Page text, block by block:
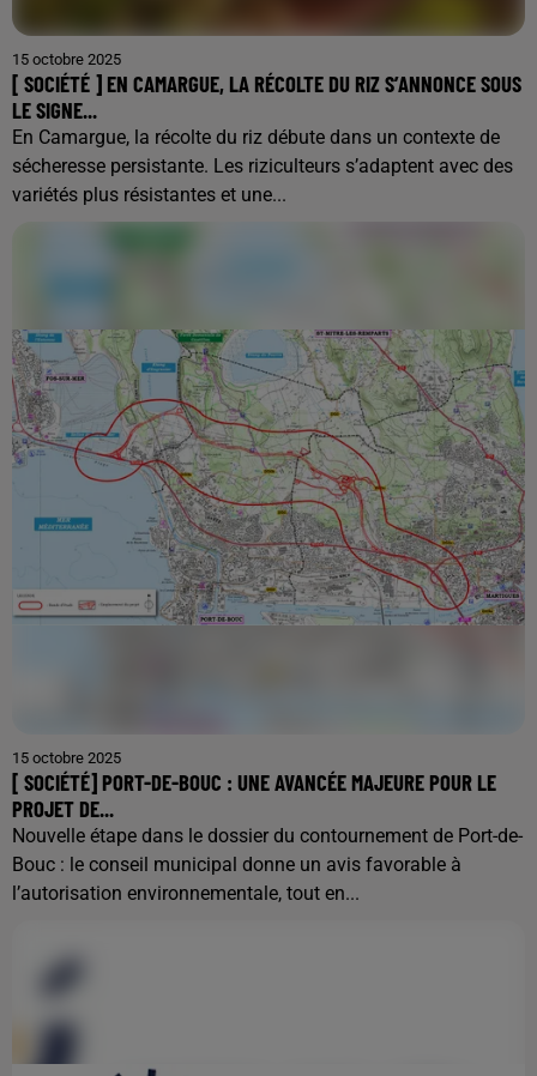
15 octobre 2025
[ SOCIÉTÉ ] EN CAMARGUE, LA RÉCOLTE DU RIZ S’ANNONCE SOUS
LE SIGNE...
En Camargue, la récolte du riz débute dans un contexte de
sécheresse persistante. Les riziculteurs s’adaptent avec des
variétés plus résistantes et une...
15 octobre 2025
[ SOCIÉTÉ] PORT-DE-BOUC : UNE AVANCÉE MAJEURE POUR LE
PROJET DE...
Nouvelle étape dans le dossier du contournement de Port-de-
Bouc : le conseil municipal donne un avis favorable à
l’autorisation environnementale, tout en...